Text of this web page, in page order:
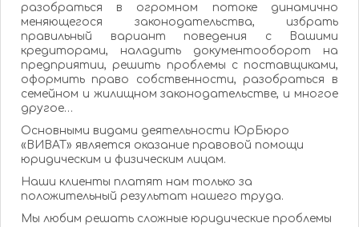
разобраться в огромном потоке динамично
меняющегося законодательства, избрать
правильный вариант поведения с Вашими
кредиторами, наладить документооборот на
предприятии, решить проблемы с поставщиками,
оформить право собственности, разобраться в
семейном и жилищном законодательстве, и многое
другое…
Основными видами деятельности ЮрБюро
«ВИВАТ» является оказание правовой помощи
юридическим и физическим лицам.
Наши клиенты платят нам только за
положительный результат нашего труда.
Мы любим решать сложные юридические проблемы